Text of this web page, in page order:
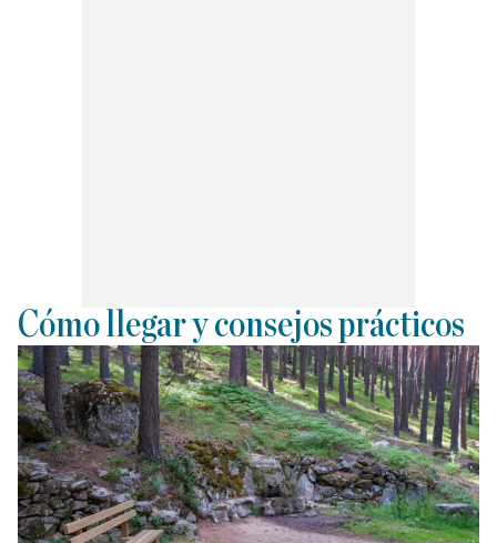
Cómo llegar y consejos prácticos